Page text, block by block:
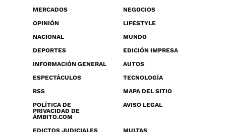
MERCADOS
NEGOCIOS
OPINIÓN
LIFESTYLE
NACIONAL
MUNDO
DEPORTES
EDICIÓN IMPRESA
INFORMACIÓN GENERAL
AUTOS
ESPECTÁCULOS
TECNOLOGÍA
RSS
MAPA DEL SITIO
POLÍTICA DE
PRIVACIDAD DE
ÁMBITO.COM
AVISO LEGAL